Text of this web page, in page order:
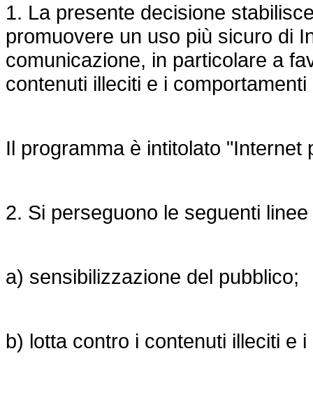
1. La presente decisione
promuovere un uso più sicuro di
comunicazione, in particolare a
contenuti illeciti e i
Il programma è intitolato
2. Si perseguono le seguenti
a) sensibilizzazione del pubblico;
b) lotta contro i contenuti illeciti e